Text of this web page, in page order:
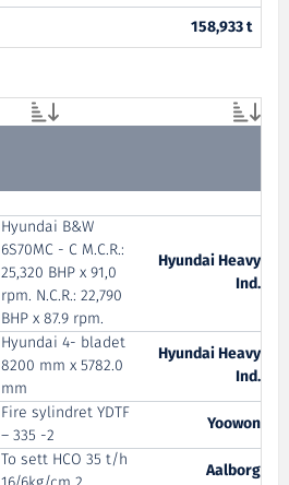
158,933 t
Hyundai B&W
6S70MC - C M.C.R.:
25,320 BHP x 91,0
rpm. N.C.R.: 22,790
BHP x 87.9 rpm.
Hyundai Heavy
Ind.
Hyundai 4- bladet
8200 mm x 5782.0
mm
Hyundai Heavy
Ind.
Fire sylindret YDTF
– 335 -2
Yoowon
To sett HCO 35 t/h
Aalborg